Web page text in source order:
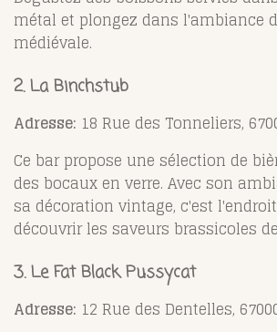
métal et plongez dans l'ambiance
médiévale.
2. La Binchstub
Adresse: 18 Rue des Tonneliers,
Ce bar propose une sélection de
des bocaux en verre. Avec son
sa décoration vintage, c'est
découvrir les saveurs brassicoles
3. Le Fat Black Pussycat
Adresse: 12 Rue des Dentelles,